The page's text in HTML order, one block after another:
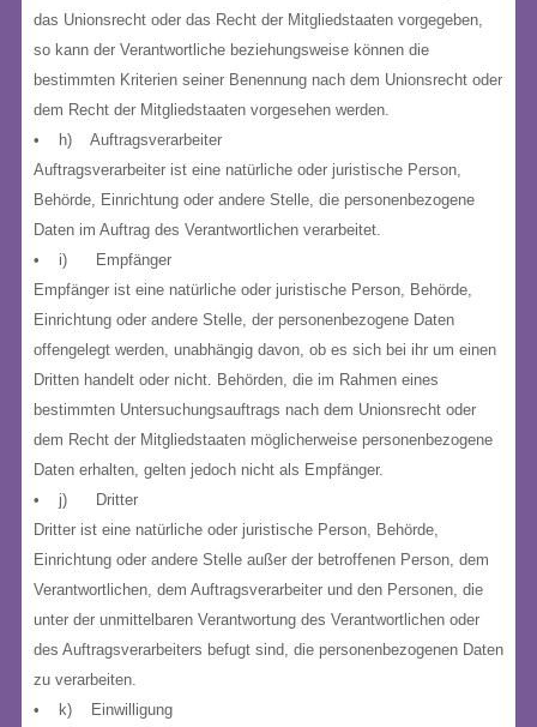
das Unionsrecht oder das Recht der Mitgliedstaaten vorgegeben,
so kann der Verantwortliche beziehungsweise können die
bestimmten Kriterien seiner Benennung nach dem Unionsrecht oder
dem Recht der Mitgliedstaaten vorgesehen werden.
• h) Auftragsverarbeiter
Auftragsverarbeiter ist eine natürliche oder juristische Person,
Behörde, Einrichtung oder andere Stelle, die personenbezogene
Daten im Auftrag des Verantwortlichen verarbeitet.
• i) Empfänger
Empfänger ist eine natürliche oder juristische Person, Behörde,
Einrichtung oder andere Stelle, der personenbezogene Daten
offengelegt werden, unabhängig davon, ob es sich bei ihr um einen
Dritten handelt oder nicht. Behörden, die im Rahmen eines
bestimmten Untersuchungsauftrags nach dem Unionsrecht oder
dem Recht der Mitgliedstaaten möglicherweise personenbezogene
Daten erhalten, gelten jedoch nicht als Empfänger.
• j) Dritter
Dritter ist eine natürliche oder juristische Person, Behörde,
Einrichtung oder andere Stelle außer der betroffenen Person, dem
Verantwortlichen, dem Auftragsverarbeiter und den Personen, die
unter der unmittelbaren Verantwortung des Verantwortlichen oder
des Auftragsverarbeiters befugt sind, die personenbezogenen Daten
zu verarbeiten.
• k) Einwilligung